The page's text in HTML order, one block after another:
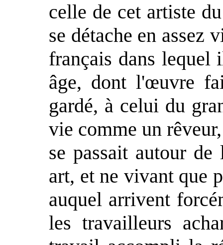
celle de cet artiste
se détache en assez
français dans
âge, dont l'œuvre
gardé, à celui du
vie comme un
se passait autour
art, et ne vivant que
auquel arrivent
les travailleurs